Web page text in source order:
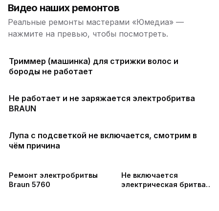
Видео наших ремонтов
Реальные ремонты мастерами «Юмедиа» —
нажмите на превью, чтобы посмотреть.
Триммер (машинка) для стрижки волос и
бороды не работает
Не работает и не заряжается электробритва
BRAUN
Лупа с подсветкой не включается, смотрим в
чём причина
Ремонт электробритвы
Braun 5760
Не включается
электрическая бритва